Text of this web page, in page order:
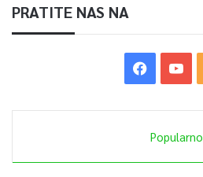
PRATITE NAS NA
Popularno